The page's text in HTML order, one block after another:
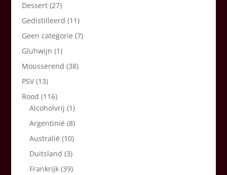
Dessert (27)
Gedistilleerd (11)
Geen categorie (7)
Gluhwijn (1)
Mousserend (38)
PSV (13)
Rood (116)
Alcoholvrij (1)
Argentinië (8)
Australië (10)
Duitsland (3)
Frankrijk (39)